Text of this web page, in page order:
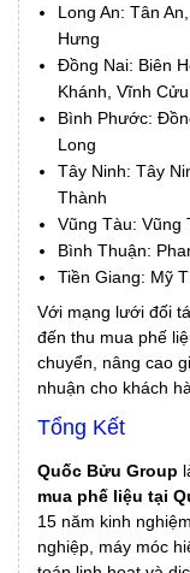
Long An: Tân
Hưng
Đồng Nai: Biên
Khánh, Vĩnh Cửu
Bình Phước:
Long
Tây Ninh: Tây
Thành
Vũng Tàu: Vũng
Bình Thuận:
Tiền Giang: Mỹ
Với mạng lưới đối
đến thu mua phế
chuyển, nâng cao
nhuận cho khách
Tổng Kết
Quốc Bửu Group
mua phế liệu tại
15 năm kinh
nghiệp, máy móc